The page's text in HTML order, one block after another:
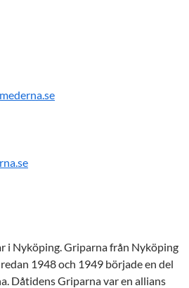
i Nyköping. Griparna från Nyköping
1948 och 1949 började en del
Dåtidens Griparna var en allians